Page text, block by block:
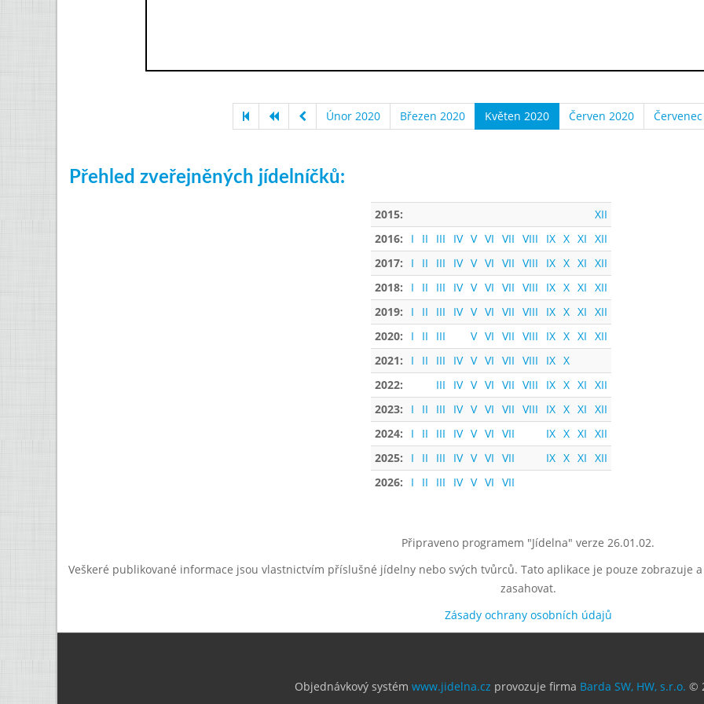
Únor 2020 Březen 2020 Květen 2020 Červen 2020
Přehled zveřejněných jídelníčků:
2015:
XII
2016:
I II III IV V VI VII VIII IX X XI XII
2017:
I II III IV V VI VII VIII IX X XI XII
2018:
I II III IV V VI VII VIII IX X XI XII
2019:
I II III IV V VI VII VIII IX X XI XII
2020:
I II III V VI VII VIII IX X XI XII
2021:
I II III IV V VI VII VIII IX X
2022:
III IV V VI VII VIII IX X XI XII
2023:
I II III IV V VI VII VIII IX X XI XII
2024:
I II III IV V VI VII IX X XI XII
2025:
I II III IV V VI VII IX X XI XII
2026:
I II III IV V VI VII
Připraveno programem "Jídelna" verze 26.01.02.
Veškeré publikované informace jsou vlastnictvím příslušné jídelny nebo svých tvůrců. Tato aplikace je pouze zobrazuje
zasahovat.
Zásady ochrany osobních údajů
Objednávkový systém www.jidelna.cz provozuje firma Barda SW, HW, s.r.o. ©